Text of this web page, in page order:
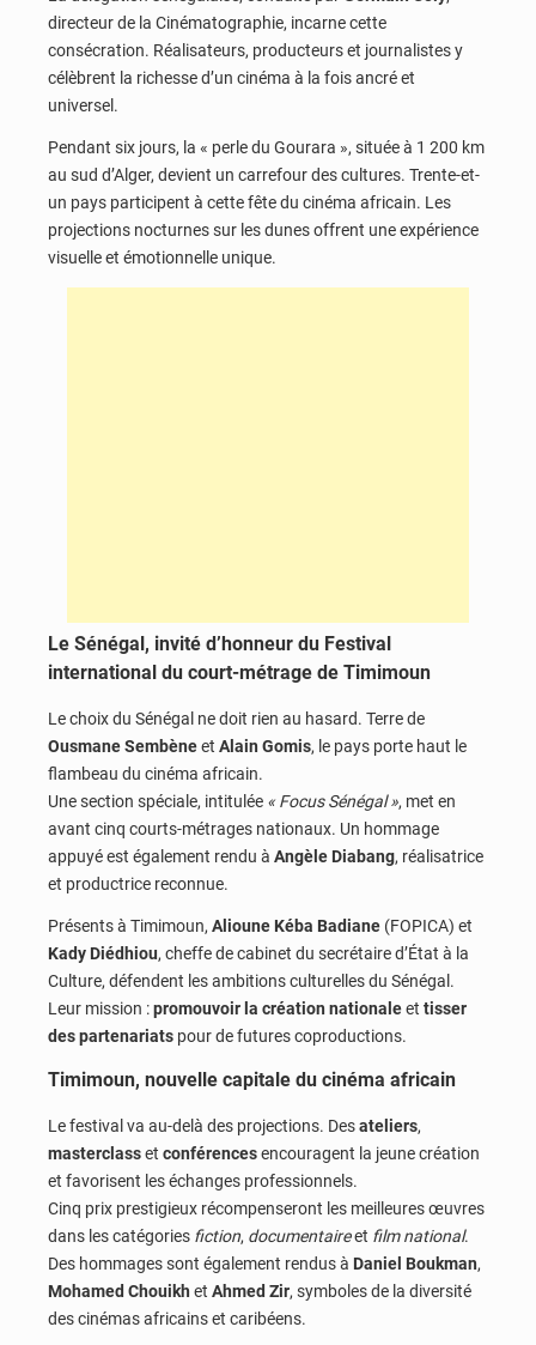
directeur de la Cinématographie, incarne cette
consécration. Réalisateurs, producteurs et journalistes y
célèbrent la richesse d’un cinéma à la fois ancré et
universel.
Pendant six jours, la « perle du Gourara », située à 1 200 km
au sud d’Alger, devient un carrefour des cultures. Trente-et-
un pays participent à cette fête du cinéma africain. Les
projections nocturnes sur les dunes offrent une expérience
visuelle et émotionnelle unique.
Le Sénégal, invité d’honneur du Festival
international du court-métrage de Timimoun
Le choix du Sénégal ne doit rien au hasard. Terre de
Ousmane Sembèneet Alain Gomis, le pays porte haut le
flambeau du cinéma africain.
Une section spéciale, intitulée « Focus Sénégal », met en
avant cinq courts-métrages nationaux. Un hommage
appuyé est également rendu à Angèle Diabang, réalisatrice
et productrice reconnue.
Présents à Timimoun, Alioune Kéba Badiane (FOPICA) et
Kady Diédhiou, cheffe de cabinet du secrétaire d’État à la
Culture, défendent les ambitions culturelles du Sénégal.
Leur mission :promouvoir la création nationaleet tisser
des partenariats pour de futures coproductions.
Timimoun, nouvelle capitale du cinéma africain
Le festival va au-delà des projections. Desateliers,
masterclasset conférencesencouragent la jeune création
et favorisent les échanges professionnels.
Cinq prix prestigieux récompenseront les meilleures œuvres
dans les catégories fiction, documentaireet film national.
Des hommages sont également rendus à Daniel Boukman,
Mohamed Chouikh et Ahmed Zir, symboles de la diversité
des cinémas africains et caribéens.